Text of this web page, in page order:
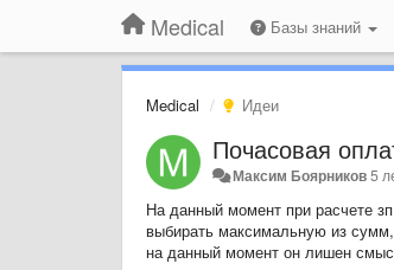
Medical Базы знаний
Medical Идеи
Почасовая
Максим Боярников5
На данный момент при расчете
выбирать максимальную из
на данный момент он лишен